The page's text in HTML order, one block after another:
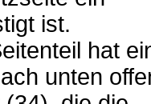
ist.
hat
unten